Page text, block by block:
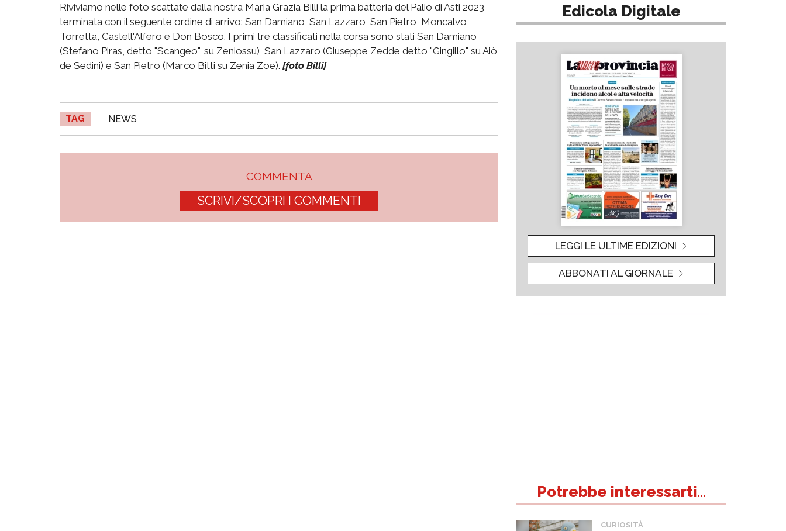
Riviviamo nelle foto scattate dalla nostra Maria Grazia Billi la prima batteria del Palio di Asti 2023
terminata con il seguente ordine di arrivo: San Damiano, San Lazzaro, San Pietro, Moncalvo,
Torretta, Castell'Alfero e Don Bosco. I primi tre classificati nella corsa sono stati San Damiano
(Stefano Piras, detto "Scangeo", su Zeniossu), San Lazzaro (Giuseppe Zedde detto "Gingillo" su Aiò
de Sedini) e San Pietro (Marco Bitti su Zenia Zoe). [foto Billi]
TAG NEWS
COMMENTA
SCRIVI/SCOPRI I COMMENTI
Edicola Digitale
LEGGI LE ULTIME EDIZIONI
ABBONATI AL GIORNALE
Potrebbe interessarti...
CURIOSITÀ